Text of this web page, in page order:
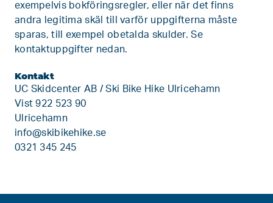
exempelvis bokföringsregler, eller när det finns
andra legitima skäl till varför uppgifterna måste
sparas, till exempel obetalda skulder. Se
kontaktuppgifter nedan.
Kontakt
UC Skidcenter AB / Ski Bike Hike Ulricehamn
Vist 922 523 90
Ulricehamn
info@skibikehike.se
0321 345 245